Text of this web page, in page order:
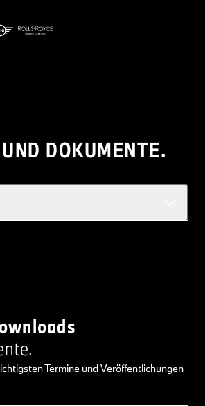
DOKUMENTE.
Termine und Veröffentlichungen